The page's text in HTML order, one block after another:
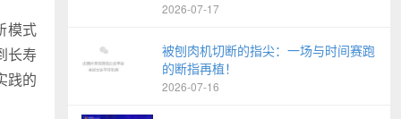
模式
长寿
践的
2026-07-17
被刨肉机切断的指尖：一场与时间赛跑
的断指再植！
2026-07-16